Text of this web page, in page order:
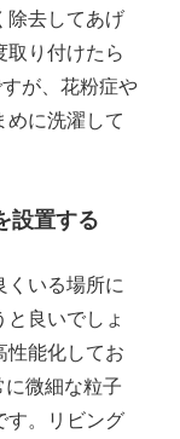
除去してあげ
取り付けたら
が、花粉症や
に洗濯して
置する
くいる場所に
良いでしょ
性能化してお
微細な粒子
す。リビング